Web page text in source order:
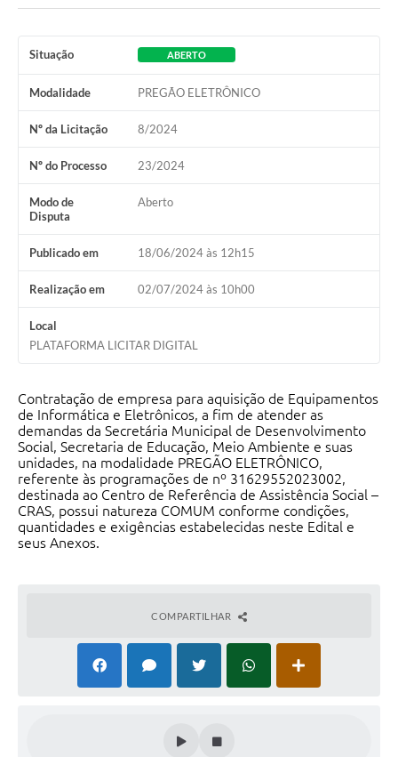
Situação ABERTO
Modalidade PREGÃO ELETRÔNICO
Nº da Licitação 8/2024
Nº do Processo 23/2024
Modo de
Disputa
Aberto
Publicado em 18/06/2024 às 12h15
Realização em 02/07/2024 às 10h00
Local
PLATAFORMA LICITAR DIGITAL
Contratação de empresa para aquisição de Equipamentos
de Informática e Eletrônicos, a fim de atender as
demandas da Secretária Municipal de Desenvolvimento
Social, Secretaria de Educação, Meio Ambiente e suas
unidades, na modalidade PREGÃO ELETRÔNICO,
referente às programações de nº 31629552023002,
destinada ao Centro de Referência de Assistência Social –
CRAS, possui natureza COMUM conforme condições,
quantidades e exigências estabelecidas neste Edital e
seus Anexos.
COMPARTILHAR